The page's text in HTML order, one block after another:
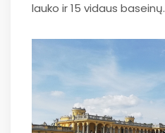
lauko ir 15 vidaus baseinų.